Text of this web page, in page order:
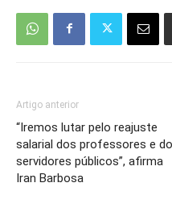
Artigo anterior
“Iremos lutar pelo reajuste
salarial dos professores e
servidores públicos”, afirma
Iran Barbosa